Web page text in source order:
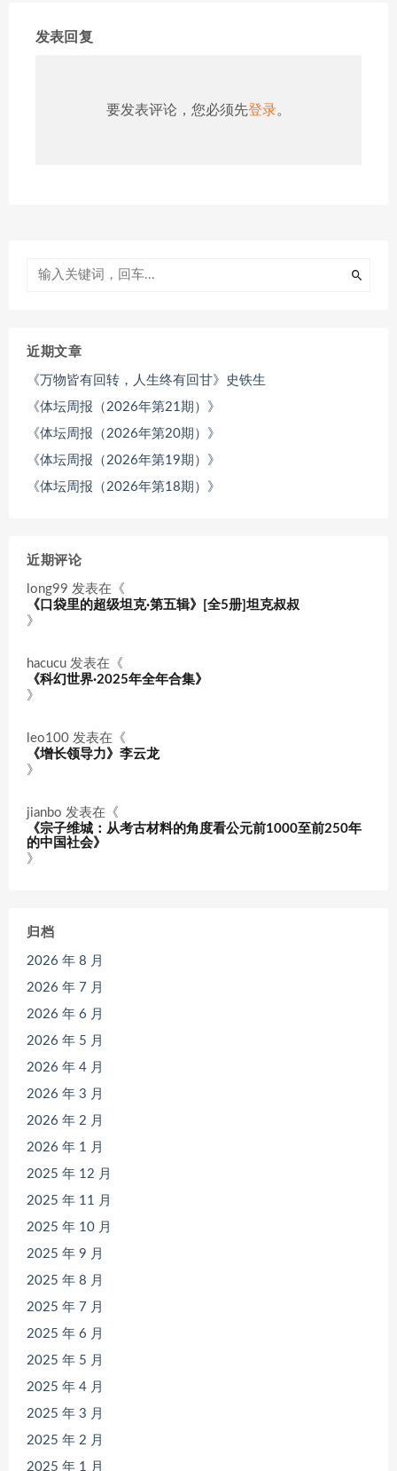
发表回复
要发表评论，您必须先登录。
近期文章
《万物皆有回转，人生终有回甘》史铁生
《体坛周报（2026年第21期）》
《体坛周报（2026年第20期）》
《体坛周报（2026年第19期）》
《体坛周报（2026年第18期）》
近期评论
long99 发表在《
《口袋里的超级坦克·第五辑》[全5册]坦克叔叔
》
hacucu 发表在《
《科幻世界·2025年全年合集》
》
leo100 发表在《
《增长领导力》李云龙
》
jianbo 发表在《
《宗子维城：从考古材料的角度看公元前1000至前250年
的中国社会》
》
归档
2026 年 8 月
2026 年 7 月
2026 年 6 月
2026 年 5 月
2026 年 4 月
2026 年 3 月
2026 年 2 月
2026 年 1 月
2025 年 12 月
2025 年 11 月
2025 年 10 月
2025 年 9 月
2025 年 8 月
2025 年 7 月
2025 年 6 月
2025 年 5 月
2025 年 4 月
2025 年 3 月
2025 年 2 月
2025 年 1 月